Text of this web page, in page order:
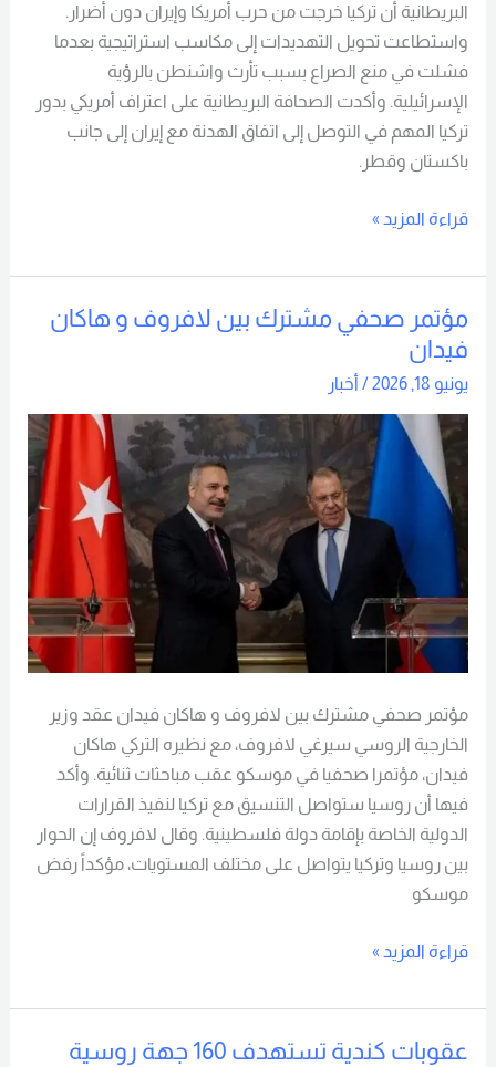
البريطانية أن تركيا خرجت من حرب أمريكا وإيران دون أضرار.
واستطاعت تحويل التهديدات إلى مكاسب استراتيجية بعدما
فشلت في منع الصراع بسبب تأرث واشنطن بالرؤية
الإسرائيلية. وأكدت الصحافة البريطانية على اعتراف أمريكي بدور
تركيا المهم في التوصل إلى اتفاق الهدنة مع إيران إلى جانب
باكستان وقطر.
قراءة المزيد »
مؤتمر صحفي مشترك بين لافروف و هاكان
فيدان
يونيو 18, 2026 / أخبار
مؤتمر صحفي مشترك بين لافروف و هاكان فيدان عقد وزير
الخارجية الروسي سيرغي لافروف، مع نظيره التركي هاكان
فيدان، مؤتمرا صحفيا في موسكو عقب مباحثات ثنائية. وأكد
فيها أن روسيا ستواصل التنسيق مع تركيا لنفيذ القرارات
الدولية الخاصة بإقامة دولة فلسطينية. وقال لافروف إن الحوار
بين روسيا وتركيا يتواصل على مختلف المستويات، مؤكداً رفض
موسكو
مؤتمر
صحفي
مشترك
لافروف
هاكان
فيدان
قراءة المزيد »
عقوبات كندية تستهدف 160 جهة روسية
عقوبات